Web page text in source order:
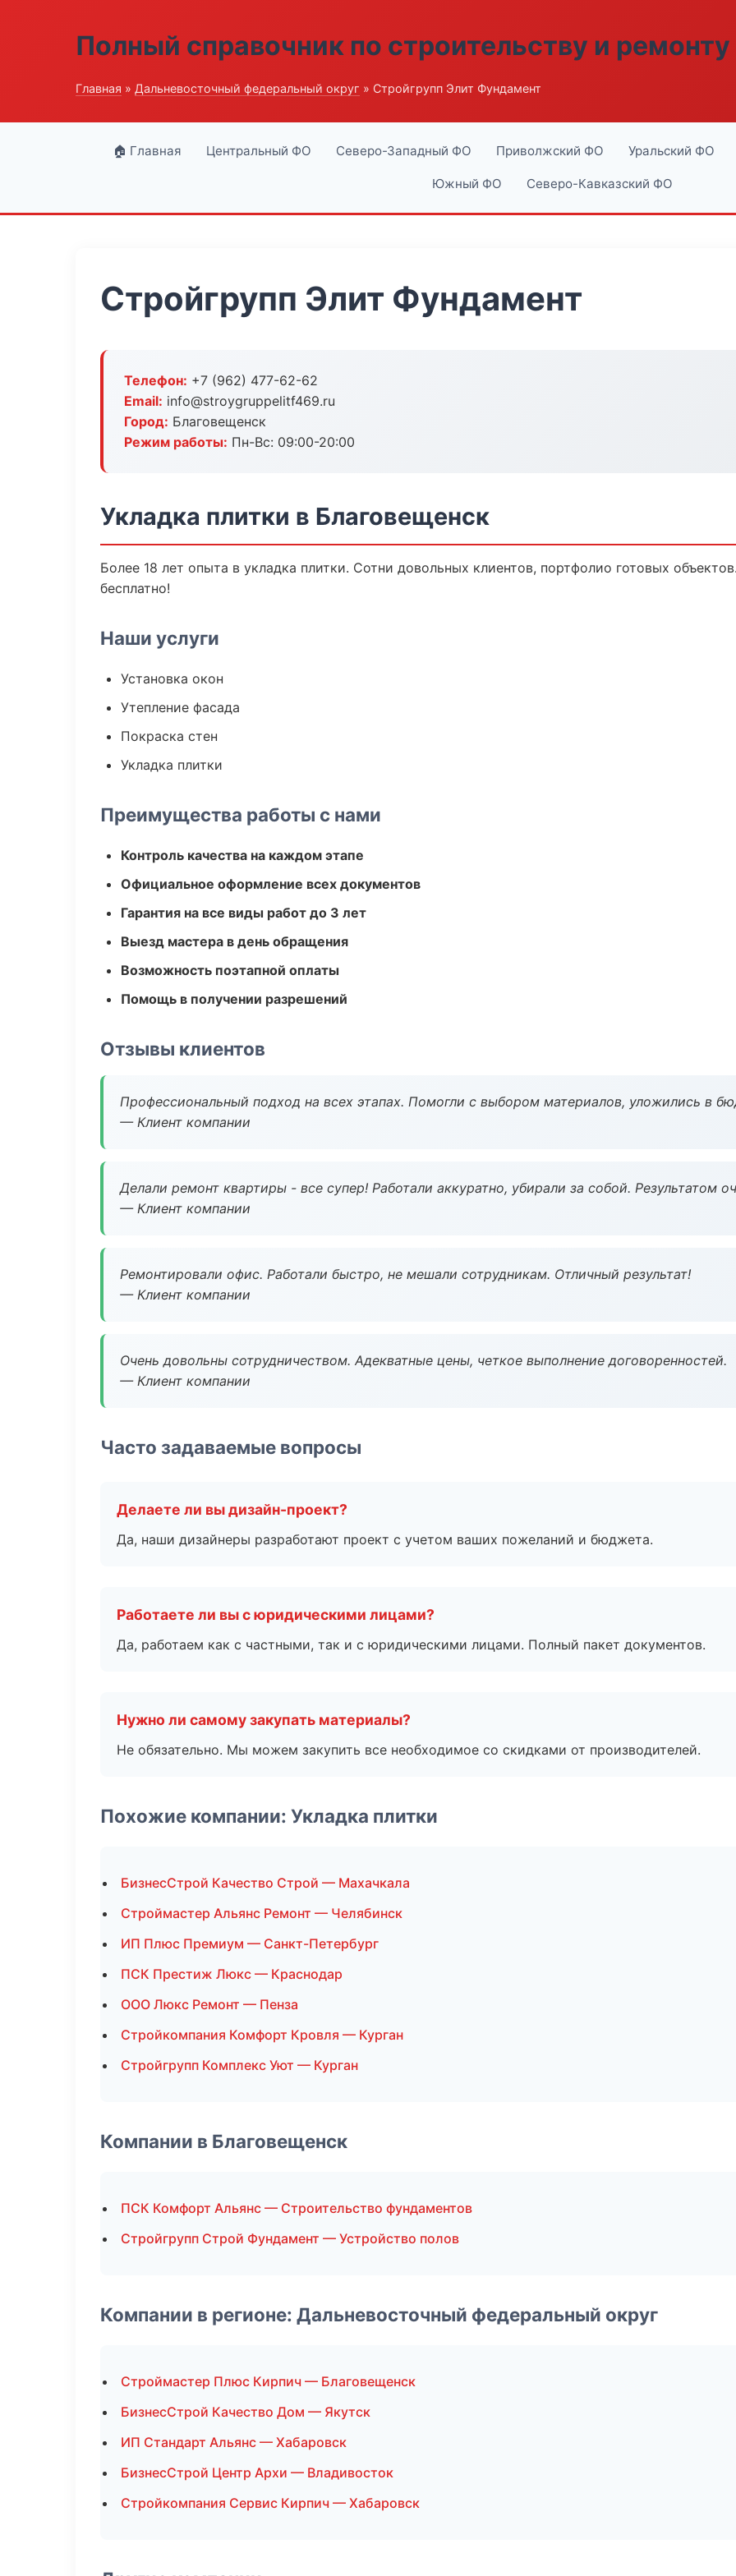
Полный справочник по строительству и ремонту
Главная » Дальневосточный федеральный округ » Стройгрупп Элит Фундамент
🏠 Главная Центральный ФО Северо-Западный ФО Приволжский ФО Уральский ФО
Южный ФО Северо-Кавказский ФО
Стройгрупп Элит Фундамент
Телефон: +7 (962) 477-62-62
Email: info@stroygruppelitf469.ru
Город: Благовещенск
Режим работы: Пн-Вс: 09:00-20:00
Укладка плитки в Благовещенск
Более 18 лет опыта в укладка плитки. Сотни довольных клиентов, портфолио готовых
бесплатно!
Наши услуги
Установка окон
Утепление фасада
Покраска стен
Укладка плитки
Преимущества работы с нами
Контроль качества на каждом этапе
Официальное оформление всех документов
Гарантия на все виды работ до 3 лет
Выезд мастера в день обращения
Возможность поэтапной оплаты
Помощь в получении разрешений
Отзывы клиентов
Профессиональный подход на всех этапах. Помогли с выбором материалов, уложились в
— Клиент компании
Делали ремонт квартиры - все супер! Работали аккуратно, убирали за собой. Результатом
— Клиент компании
Ремонтировали офис. Работали быстро, не мешали сотрудникам. Отличный результат!
— Клиент компании
Очень довольны сотрудничеством. Адекватные цены, четкое выполнение договоренностей.
— Клиент компании
Часто задаваемые вопросы
Делаете ли вы дизайн-проект?
Да, наши дизайнеры разработают проект с учетом ваших пожеланий и бюджета.
Работаете ли вы с юридическими лицами?
Да, работаем как с частными, так и с юридическими лицами. Полный пакет документов.
Нужно ли самому закупать материалы?
Не обязательно. Мы можем закупить все необходимое со скидками от производителей.
Похожие компании: Укладка плитки
БизнесСтрой Качество Строй — Махачкала
Строймастер Альянс Ремонт — Челябинск
ИП Плюс Премиум — Санкт-Петербург
ПСК Престиж Люкс — Краснодар
ООО Люкс Ремонт — Пенза
Стройкомпания Комфорт Кровля — Курган
Стройгрупп Комплекс Уют — Курган
Компании в Благовещенск
ПСК Комфорт Альянс — Строительство фундаментов
Стройгрупп Строй Фундамент — Устройство полов
Компании в регионе: Дальневосточный федеральный округ
Строймастер Плюс Кирпич — Благовещенск
БизнесСтрой Качество Дом — Якутск
ИП Стандарт Альянс — Хабаровск
БизнесСтрой Центр Архи — Владивосток
Стройкомпания Сервис Кирпич — Хабаровск